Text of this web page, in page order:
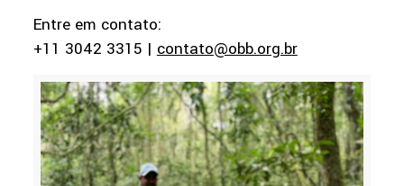
Entre em contato:
+11 3042 3315 |contato@obb.org.br